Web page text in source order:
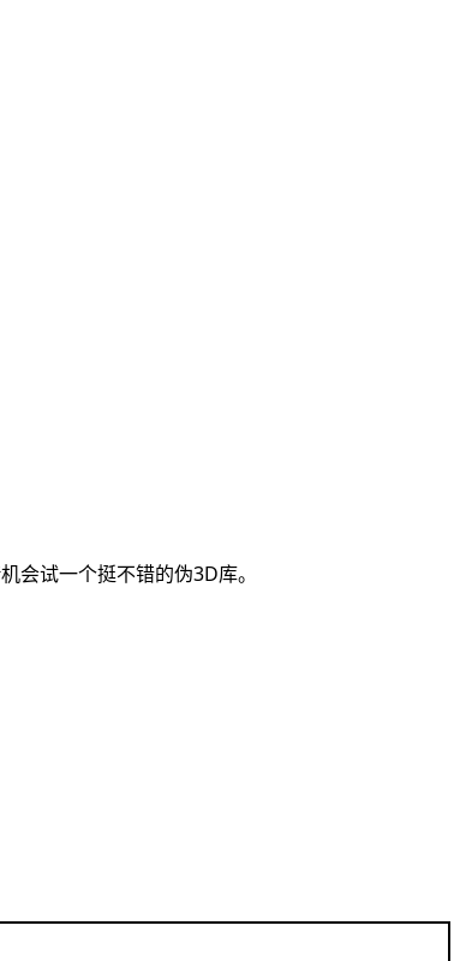
会试一个挺不错的伪3D库。